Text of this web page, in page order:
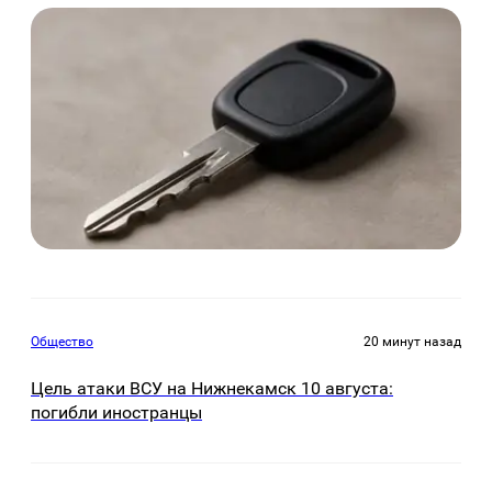
Общество 20 минут назад
Цель атаки ВСУ на Нижнекамск 10 августа:
погибли иностранцы